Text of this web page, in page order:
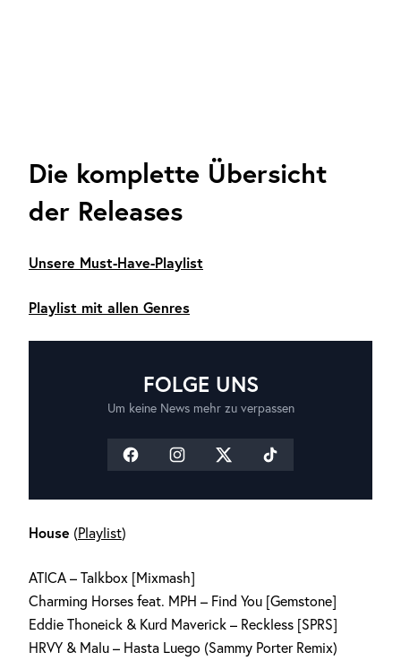
Die komplette Übersicht
der Releases
Unsere Must-Have-Playlist
Playlist mit allen Genres
FOLGE UNS
Um keine News mehr zu verpassen
House (Playlist)
ATICA – Talkbox [Mixmash]
Charming Horses⁠ feat. MPH – Find You [Gemstone]
Eddie Thoneick & Kurd Maverick – Reckless [SPRS]
HRVY & Malu – Hasta Luego (Sammy Porter Remix)